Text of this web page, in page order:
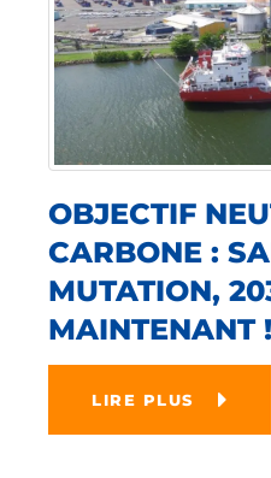
OBJECTIF
CARBONE :
MUTATION,
MAINTENANT !
LIRE PLUS